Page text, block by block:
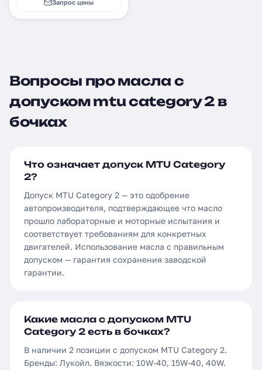
Запрос цены
Вопросы про масла с
допуском mtu category 2 в
бочках
Что означает допуск MTU Category
2?
Допуск MTU Category 2 — это одобрение
автопроизводителя, подтверждающее что масло
прошло лабораторные и моторные испытания и
соответствует требованиям для конкретных
двигателей. Использование масла с правильным
допуском — гарантия сохранения заводской
гарантии.
Какие масла с допуском MTU
Category 2 есть в бочках?
В наличии 2 позиции с допуском MTU Category 2.
Бренды: Лукойл. Вязкости: 10W-40, 15W-40, 40W.